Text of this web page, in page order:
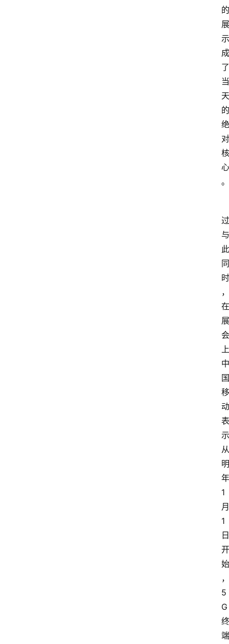
的
展
示
成
了
当
天
的
绝
对
核
心
。
过
与
此
同
时
，
在
展
会
上
中
国
移
动
表
示
从
明
年
1
月
1
日
开
始
，
5
G
终
端